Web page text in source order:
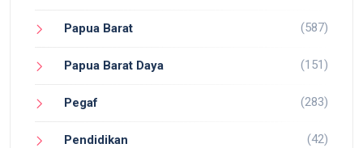
Papua Barat (587)
Papua Barat Daya (151)
Pegaf (283)
Pendidikan (42)